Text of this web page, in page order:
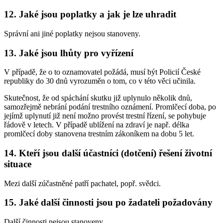
12. Jaké jsou poplatky a jak je lze uhradit
Správní ani jiné poplatky nejsou stanoveny.
13. Jaké jsou lhůty pro vyřízení
V případě, že o to oznamovatel požádá, musí být Policií České
republiky do 30 dnů vyrozuměn o tom, co v této věci učinila.
Skutečnost, že od spáchání skutku již uplynulo několik dnů,
samozřejmě nebrání podání trestního oznámení. Promlčecí doba, po
jejímž uplynutí již není možno provést trestní řízení, se pohybuje
řádově v letech. V případě ublížení na zdraví je např. délka
promlčecí doby stanovena trestním zákoníkem na dobu 5 let.
14. Kteří jsou další účastníci (dotčení) řešení životní
situace
Mezi další zúčastněné patří pachatel, popř. svědci.
15. Jaké další činnosti jsou po žadateli požadovány